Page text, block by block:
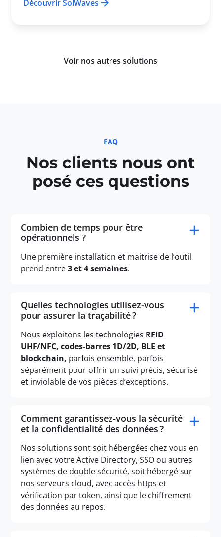
Découvrir SolWaves
Voir nos autres solutions
FAQ
Nos clients nous ont
posé ces questions
Combien de temps pour être
opérationnels ?
Une première installation et maitrise de l’outil
prend entre3 et 4 semaines.
Quelles technologies utilisez-vous
pour assurer la traçabilité ?
Nous exploitons les technologies RFID
UHF/NFC, codes‑barres 1D/2D, BLE et
blockchain, parfois ensemble, parfois
séparément pour offrir un suivi précis, sécurisé
et inviolable de vos pièces d’exceptions.
Comment garantissez-vous la sécurité
et la confidentialité des données ?
Nos solutions sont soit hébergées chez vous en
lien avec votre Active Directory, SSO ou autres
systèmes de double sécurité, soit hébergé sur
nos serveurs cloud, avec accès https et
vérification par token, ainsi que le chiffrement
des données au repos.